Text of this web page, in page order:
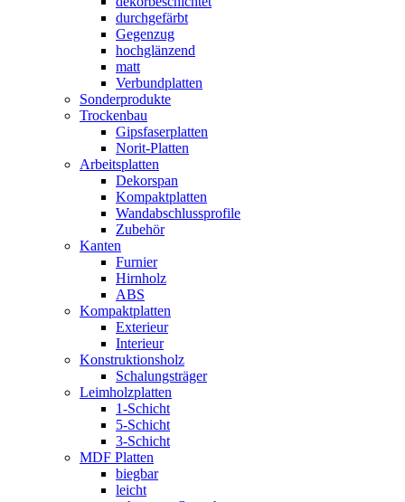
durchgefärbt
Gegenzug
hochglänzend
matt
Verbundplatten
Sonderprodukte
Trockenbau
Gipsfaserplatten
Norit-Platten
Arbeitsplatten
Dekorspan
Kompaktplatten
Wandabschlussprofile
Zubehör
Kanten
Furnier
Hirnholz
ABS
Kompaktplatten
Exterieur
Interieur
Konstruktionsholz
Schalungsträger
Leimholzplatten
1-Schicht
5-Schicht
3-Schicht
MDF Platten
biegbar
leicht